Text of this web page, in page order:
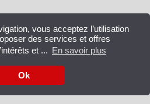
vous acceptez l’utilisation
des services et offres
et ... En savoir plus
Ok